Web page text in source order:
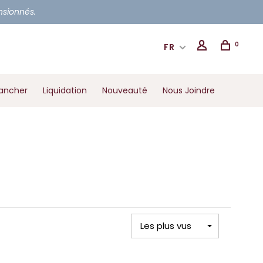
FR 0
Liquidation Nouveauté Nous Joindre
Les plus vus